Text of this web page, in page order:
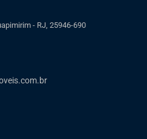
- RJ, 25946-690